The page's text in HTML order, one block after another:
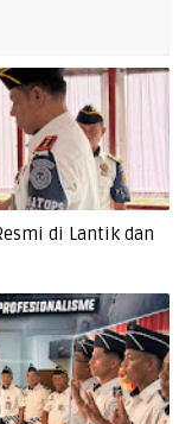
di Lantik dan